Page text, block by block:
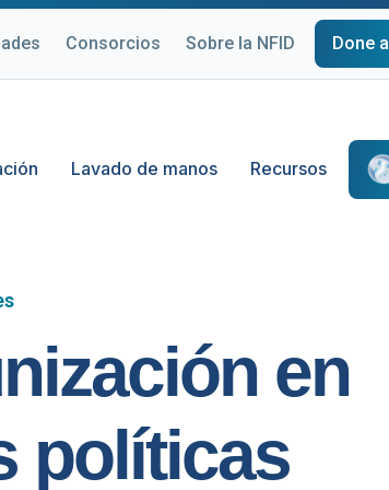
Consorcios Sobre la NFID Done
Lavado de manos Recursos
en
políticas